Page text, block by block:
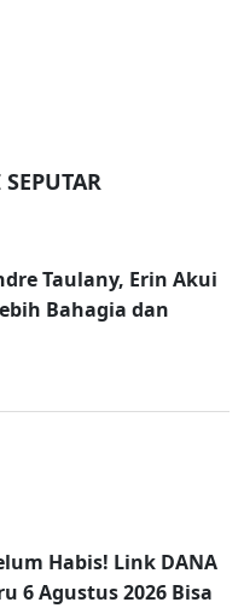
Taulany, Erin Akui
Bahagia dan
Habis! Link DANA
6 Agustus 2026 Bisa